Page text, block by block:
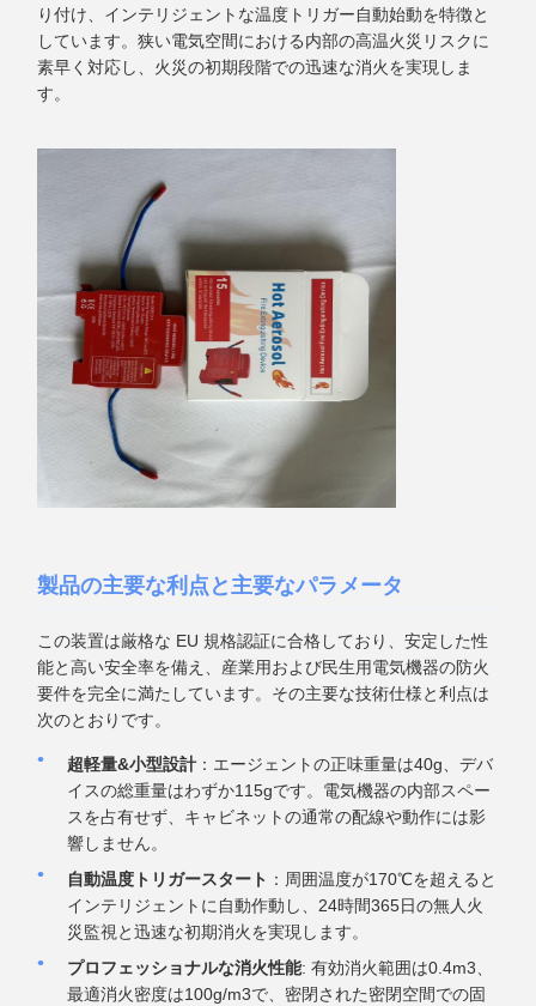
り付け、インテリジェントな温度トリガー自動始動を特徴と
しています。狭い電気空間における内部の高温火災リスクに
素早く対応し、火災の初期段階での迅速な消火を実現しま
す。
製品の主要な利点と主要なパラメータ
この装置は厳格な EU 規格認証に合格しており、安定した性
能と高い安全率を備え、産業用および民生用電気機器の防火
要件を完全に満たしています。その主要な技術仕様と利点は
次のとおりです。
超軽量&小型設計 ：エージェントの正味重量は40g、デバ
イスの総重量はわずか115gです。電気機器の内部スペー
スを占有せず、キャビネットの通常の配線や動作には影
響しません。
自動温度トリガースタート ：周囲温度が170℃を超えると
インテリジェントに自動作動し、24時間365日の無人火
災監視と迅速な初期消火を実現します。
プロフェッショナルな消火性能: 有効消火範囲は0.4m3、
最適消火密度は100g/m3で、密閉された密閉空間での固